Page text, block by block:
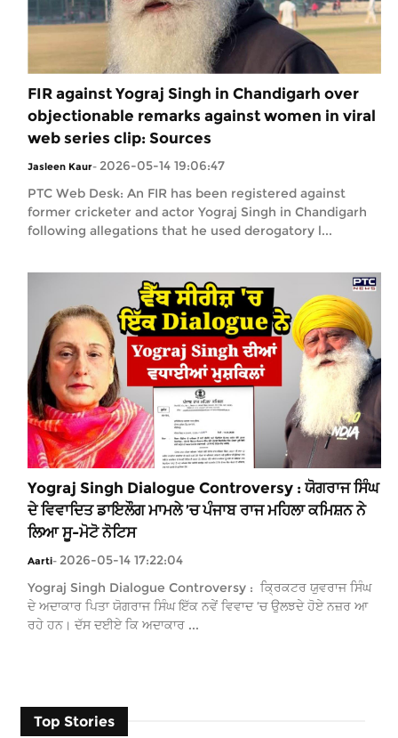
FIR against Yograj Singh in Chandigarh over
objectionable remarks against women in viral
web series clip: Sources
Jasleen Kaur- 2026-05-14 19:06:47
PTC Web Desk: An FIR has been registered against
former cricketer and actor Yograj Singh in Chandigarh
following allegations that he used derogatory l...
Yograj Singh Dialogue Controversy : ਯੋਗਰਾਜ ਸਿੰਘ
ਦੇ ਵਿਵਾਦਿਤ ਡਾਇਲੌਗ ਮਾਮਲੇ ’ਚ ਪੰਜਾਬ ਰਾਜ ਮਹਿਲਾ ਕਮਿਸ਼ਨ ਨੇ
ਲਿਆ ਸੂ-ਮੋਟੋ ਨੋਟਿਸ
Aarti- 2026-05-14 17:22:04
Yograj Singh Dialogue Controversy : ਕ੍ਰਿਕਟਰ ਯੁਵਰਾਜ ਸਿੰਘ
ਦੇ ਅਦਾਕਾਰ ਪਿਤਾ ਯੋਗਰਾਜ ਸਿੰਘ ਇੱਕ ਨਵੇਂ ਵਿਵਾਦ ’ਚ ਉਲਝਦੇ ਹੋਏ ਨਜ਼ਰ ਆ
ਰਹੇ ਹਨ। ਦੱਸ ਦਈਏ ਕਿ ਅਦਾਕਾਰ ...
Top Stories